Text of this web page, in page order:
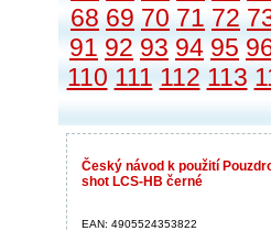
68 69 70 71 72
91 92 93 94 95
110 111 112 113
Český návod k použití
shot LCS-HB černé
EAN: 4905524353822